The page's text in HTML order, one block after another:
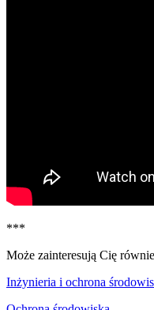
***
Może zainteresują Cię
Inżynieria i ochrona